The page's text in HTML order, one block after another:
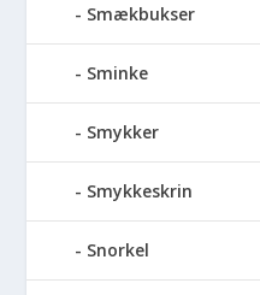
Smækbukser
Sminke
Smykker
Smykkeskrin
Snorkel